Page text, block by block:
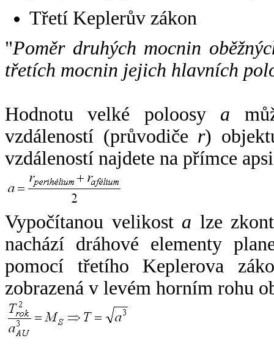
Třetí Keplerův zákon
"Poměr druhých mocnin
třetích mocnin jejich hlavních
Hodnotu velké poloosy a
vzdáleností (průvodiče r)
vzdáleností najdete na přímce
Vypočítanou velikost a lze
nachází dráhové elementy
pomocí třetího Keplerova
zobrazená v levém horním rohu